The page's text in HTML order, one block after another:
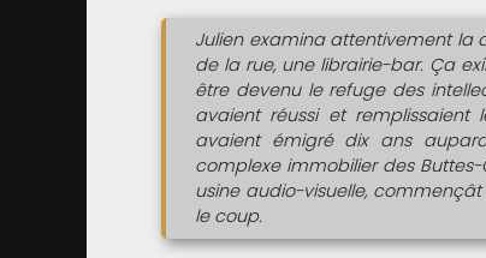
Julien examina attentivement la
de la rue, une librairie-bar. Ça
être devenu le refuge des
avaient réussi et remplissaient
avaient émigré dix ans
complexe immobilier des
usine audio-visuelle,
le coup.